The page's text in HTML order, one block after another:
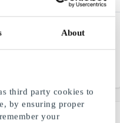
About
third party cookies to
by ensuring proper
your
and gardens